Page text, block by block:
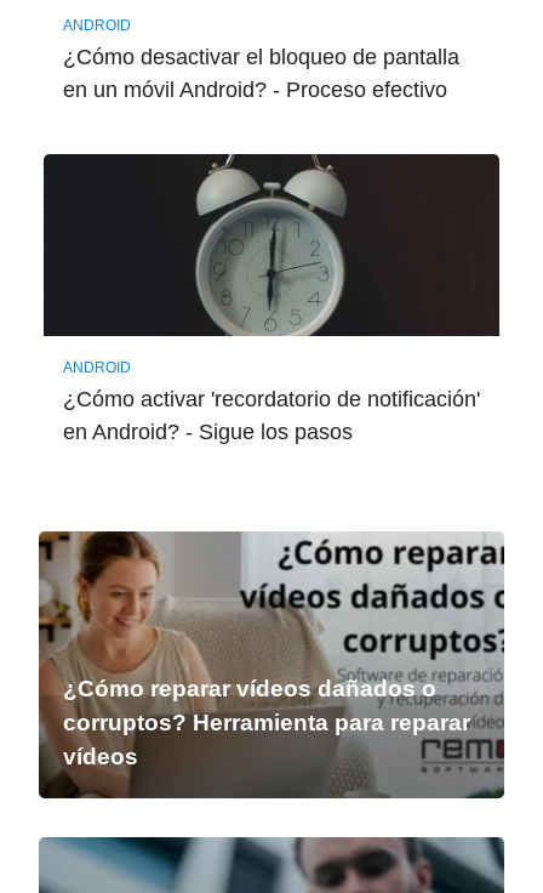
ANDROID
¿Cómo desactivar el bloqueo de pantalla
en un móvil Android? - Proceso efectivo
ANDROID
¿Cómo activar 'recordatorio de notificación'
en Android? - Sigue los pasos
¿Cómo reparar vídeos dañados o
corruptos? Herramienta para reparar
vídeos